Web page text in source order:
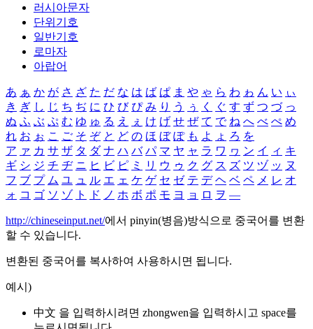
러시아문자
단위기호
일반기호
로마자
아랍어
あ ぁ か が さ ざ た だ な は ば ぱ ま や ゃ ら わ ゎ ん い ぃ
き ぎ し じ ち ぢ に ひ び ぴ み り う ぅ く ぐ す ず つ づ っ
ぬ ふ ぶ ぷ む ゆ ゅ る え ぇ け げ せ ぜ て で ね へ べ ぺ め
れ お ぉ こ ご そ ぞ と ど の ほ ぼ ぽ も よ ょ ろ を
ア ァ カ サ ザ タ ダ ナ ハ バ パ マ ヤ ャ ラ ワ ヮ ン イ ィ キ
ギ シ ジ チ ヂ ニ ヒ ビ ピ ミ リ ウ ゥ ク グ ス ズ ツ ヅ ッ ヌ
フ ブ プ ム ユ ュ ル エ ェ ケ ゲ セ ゼ テ デ ヘ ベ ペ メ レ オ
ォ コ ゴ ソ ゾ ト ド ノ ホ ボ ポ モ ヨ ョ ロ ヲ ―
http://chineseinput.net/에서 pinyin(병음)방식으로 중국어를 변환
할 수 있습니다.
변환된 중국어를 복사하여 사용하시면 됩니다.
예시)
中文 을 입력하시려면 zhongwen을 입력하시고 space를